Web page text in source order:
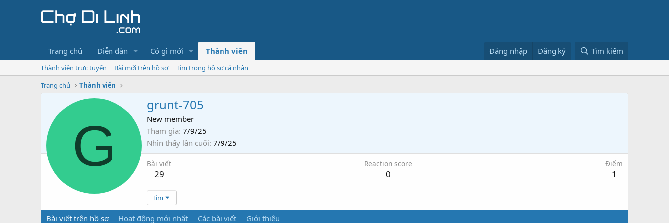
Trang chủ Diễn đàn Có gì mới Thành viên Đăng nhập Đăng ký Tìm kiếm
Thành viên trực tuyến Bài mới trên hồ sơ
Tìm trong hồ sơ cá nhân
Trang chủ
Thành viên
G
grunt-705
New member
Tham gia 7/9/25
Nhìn thấy lần cuối 7/9/25
Bài viết
29
Reaction score
0
Điểm
1
Tìm
Bài viết trên hồ sơ Hoạt động mới nhất Các bài viết Giới thiệu